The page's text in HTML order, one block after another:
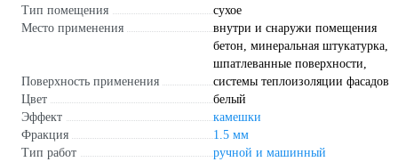
Тип помещения
сухое
Место применения
внутри и снаружи помещения
Поверхность применения
бетон, минеральная штукатурка,
шпатлеванные поверхности,
системы теплоизоляции фасадов
Цвет
белый
Эффект
камешки
Фракция
1.5 мм
Тип работ
ручной и машинный